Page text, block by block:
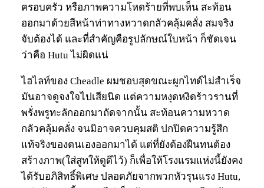
ครอบครัว หรือภาพความโหดร้ายที่พบเห็น สะท้อน
ออกมาด้วยสีหน้าท่าทางหวาดกลัวคลุ้มคลั่ง สมจริง
จับต้องได้ และที่สำคัญคือรูปลักษณ์ใบหน้า ก็ชัดเจน
ว่าคือ Hutu ไม่ผิดแน่
ไฮไลท์ของ Cheadle ผมชอบสุดขณะผูกไทด์ไม่สำเร็จ
มันอาจดูจงใจไปเสียนิด แต่ความหงุดหงิดร้าวรานที่
พรั่งพรูทะลักออกมาถัดจากนั้น สะท้อนความหวาด
กลัวคลุ้มคลั่ง จนมิอาจควบคุมสติ ปกปิดความรู้สึก
แท้จริงของตนเองออกมาได้ แต่ที่ยังต้องฝืนทนต้อง
สร้างภาพ(ใส่สูทให้ดูดีไว้) ก็เพื่อให้โรงแรมแห่งนี้ยังคง
ได้รับอภิสิทธิ์พิเศษ ปลอดภัยจากพวกหัวรุนแรง Hutu,